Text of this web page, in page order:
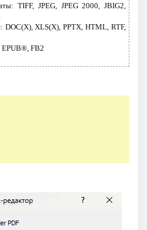
TIFF, JPEG, JPEG 2000, JBIG2,
DOC(X), XLS(X), PPTX, HTML, RTF,
EPUB®, FB2